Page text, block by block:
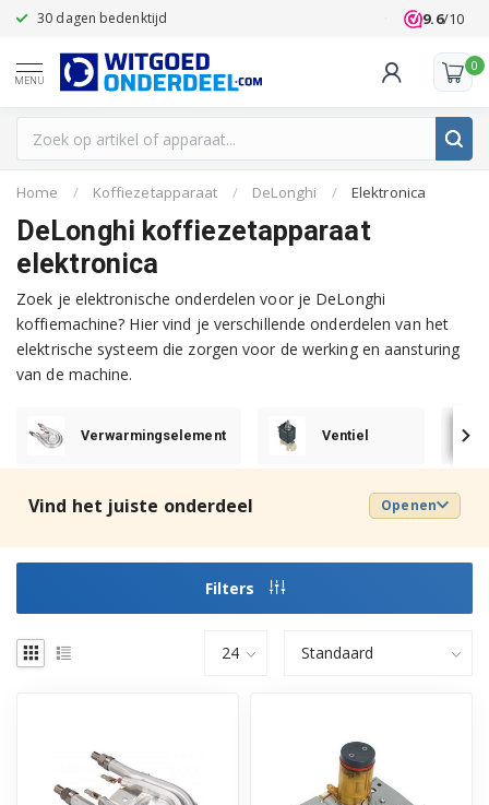
30 dagen bedenktijd Klanten
9.6/10
MENU
0
Home / Koffiezetapparaat / DeLonghi / Elektronica
DeLonghi koffiezetapparaat
elektronica
Zoek je elektronische onderdelen voor je DeLonghi
koffiemachine? Hier vind je verschillende onderdelen van het
elektrische systeem die zorgen voor de werking en aansturing
van de machine.
Verwarmingselement Ventiel
Vind het juiste onderdeel Openen
Filters